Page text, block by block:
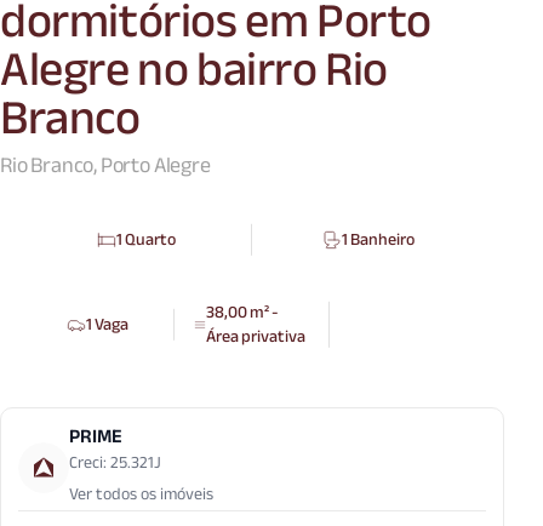
dormitórios em Porto
Alegre no bairro Rio
Branco
Rio Branco, Porto Alegre
1 Quarto 1 Banheiro
1 Vaga 38,00 m² -
Área privativa
PRIME
Creci: 25.321J
Ver todos os imóveis